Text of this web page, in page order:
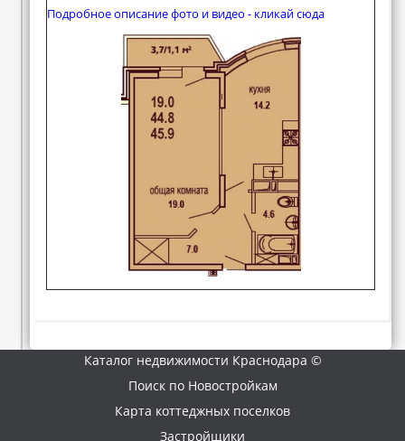
Подробное описание фото и видео - кликай сюда
Каталог недвижимости Краснодара ©
Поиск по Новостройкам
Карта коттеджных поселков
Застройщики